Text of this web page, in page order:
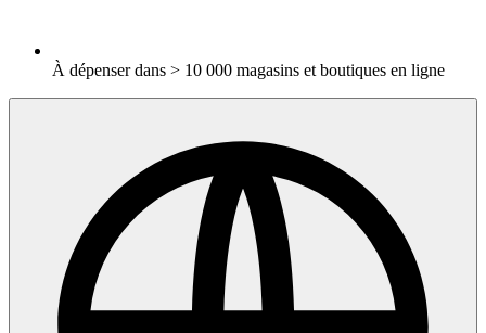
À dépenser dans > 10 000 magasins et boutiques en ligne